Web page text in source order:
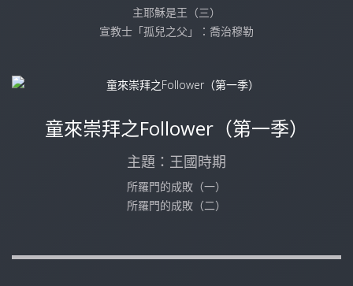
主耶穌是王（三）
宣教士「孤兒之父」：喬治穆勒
童來崇拜之Follower（第一季）
主題：王國時期
所羅門的成敗（一）
所羅門的成敗（二）